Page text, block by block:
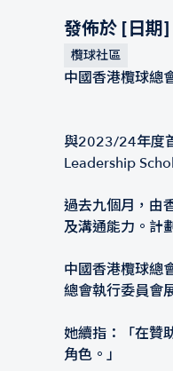
發佈於 [日期]
欖球社區
中國香港欖球總
與2023/24年度
Leadership
過去九個月，由
及溝通能力。計
中國香港欖球總
總會執行委員會
她續指：「在贊
角色。」